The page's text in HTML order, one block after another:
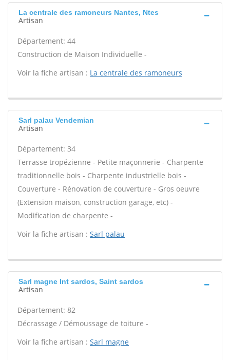
La centrale des ramoneurs Nantes, Ntes
Artisan
Département: 44
Construction de Maison Individuelle -
Voir la fiche artisan : La centrale des ramoneurs
Sarl palau Vendemian
Artisan
Département: 34
Terrasse tropézienne - Petite maçonnerie - Charpente
traditionnelle bois - Charpente industrielle bois -
Couverture - Rénovation de couverture - Gros oeuvre
(Extension maison, construction garage, etc) -
Modification de charpente -
Voir la fiche artisan : Sarl palau
Sarl magne Int sardos, Saint sardos
Artisan
Département: 82
Décrassage / Démoussage de toiture -
Voir la fiche artisan : Sarl magne